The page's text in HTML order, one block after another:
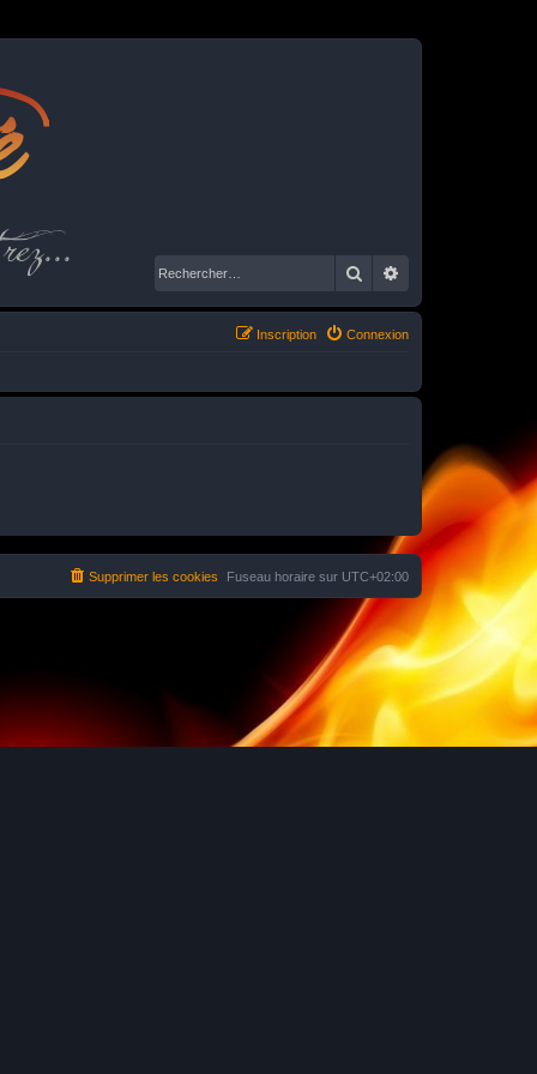
Rechercher
Connexion
Inscription
Fuseau horaire sur UTC+02:00
Supprimer les cookies